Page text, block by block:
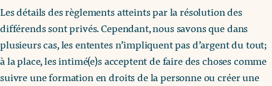
Les détails des règlements atteints par la résolution des
différends sont privés. Cependant, nous savons que dans
plusieurs cas, les ententes n’impliquent pas d’argent du tout;
à la place, les intimé(e)s acceptent de faire des choses comme
suivre une formation en droits de la personne ou créer une